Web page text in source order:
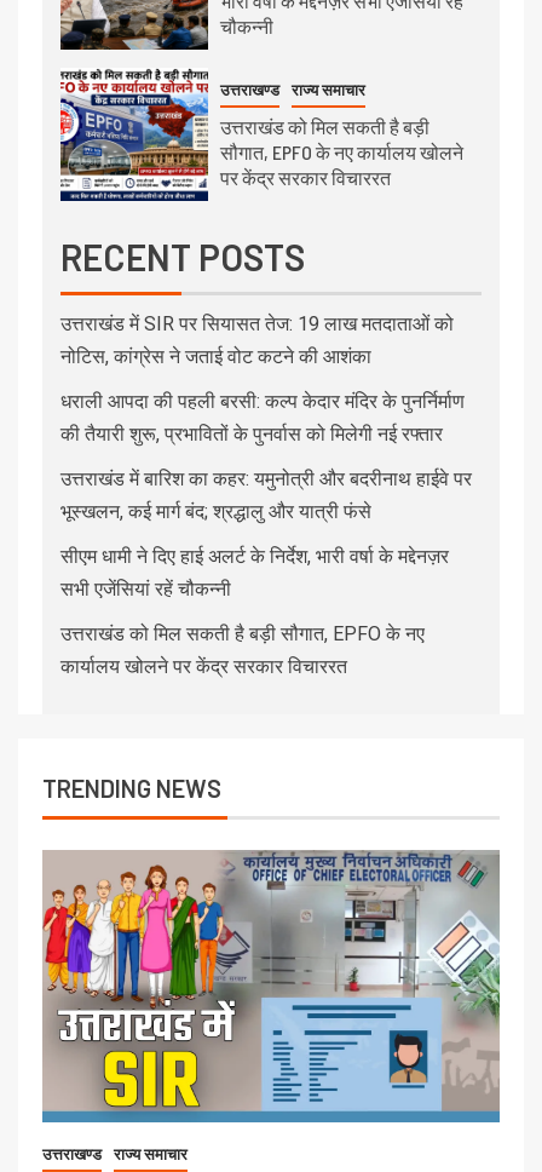
चौकन्नी
उत्तराखण्ड राज्य समाचार
उत्तराखंड को मिल सकती है बड़ी
सौगात, EPFO के नए कार्यालय खोलने
पर केंद्र सरकार विचाररत
RECENT POSTS
उत्तराखंड में SIR पर सियासत तेज: 19 लाख मतदाताओं को
नोटिस, कांग्रेस ने जताई वोट कटने की आशंका
धराली आपदा की पहली बरसी: कल्प केदार मंदिर के पुनर्निर्माण
की तैयारी शुरू, प्रभावितों के पुनर्वास को मिलेगी नई रफ्तार
उत्तराखंड में बारिश का कहर: यमुनोत्री और बदरीनाथ हाईवे पर
भूस्खलन, कई मार्ग बंद; श्रद्धालु और यात्री फंसे
सीएम धामी ने दिए हाई अलर्ट के निर्देश, भारी वर्षा के मद्देनज़र
सभी एजेंसियां रहें चौकन्नी
उत्तराखंड को मिल सकती है बड़ी सौगात, EPFO के नए
कार्यालय खोलने पर केंद्र सरकार विचाररत
TRENDING NEWS
उत्तराखण्ड राज्य समाचार